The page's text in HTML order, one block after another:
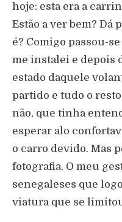
hoje: esta era a
Estão a ver bem? Dá
é? Comigo passou-
me instalei e depois
estado daquele
partido e tudo o
não, que tinha
esperar alo
o carro devido. Mas
fotografia. O meu
senegaleses que
viatura que se